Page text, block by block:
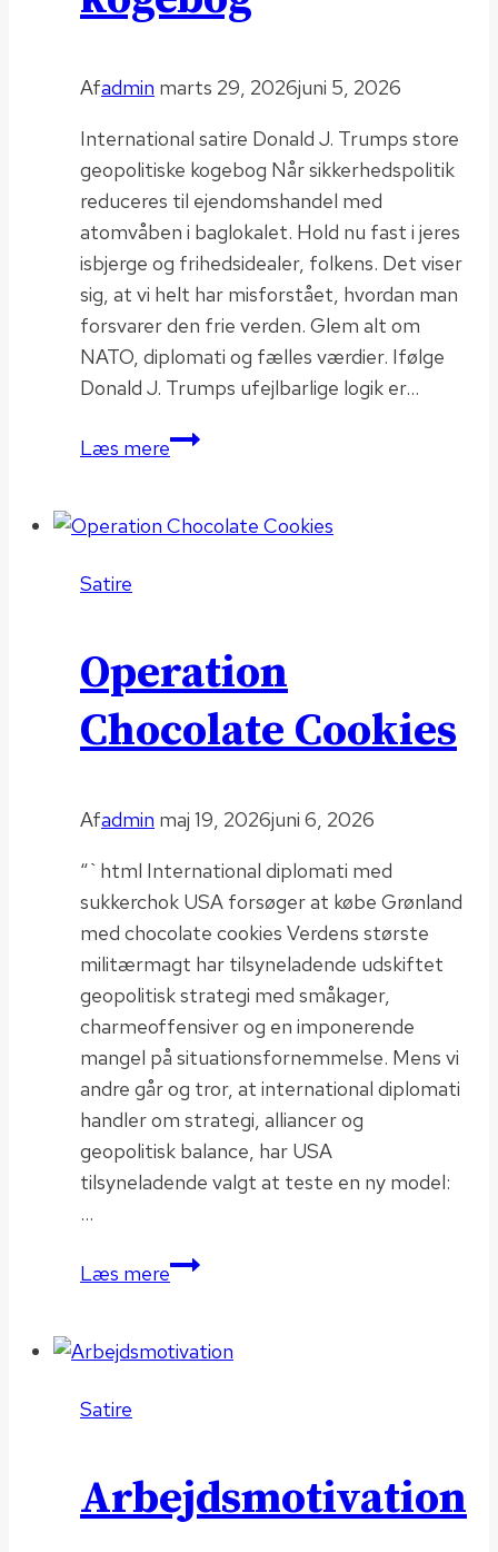
Afadmin marts 29, 2026juni 5, 2026
International satire Donald J. Trumps store
geopolitiske kogebog Når sikkerhedspolitik
reduceres til ejendomshandel med
atomvåben i baglokalet. Hold nu fast i jeres
isbjerge og frihedsidealer, folkens. Det viser
sig, at vi helt har misforstået, hvordan man
forsvarer den frie verden. Glem alt om
NATO, diplomati og fælles værdier. Ifølge
Donald J. Trumps ufejlbarlige logik er…
Læs mereGeopolitisk
Satire
Operation
Chocolate Cookies
Afadmin maj 19, 2026juni 6, 2026
“`html International diplomati med
sukkerchok USA forsøger at købe Grønland
med chocolate cookies Verdens største
militærmagt har tilsyneladende udskiftet
geopolitisk strategi med småkager,
charmeoffensiver og en imponerende
mangel på situationsfornemmelse. Mens vi
andre går og tror, at international diplomati
handler om strategi, alliancer og
geopolitisk balance, har USA
tilsyneladende valgt at teste en ny model:
…
Læs mereOperation
Satire
Arbejdsmotivation